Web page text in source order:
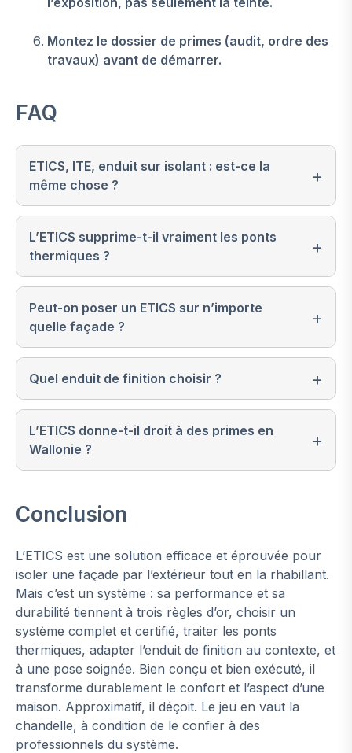
Montez le dossier de primes (audit, ordre des
travaux) avant de démarrer.
FAQ
ETICS, ITE, enduit sur isolant : est-ce la
même chose ?
L’ETICS supprime-t-il vraiment les ponts
thermiques ?
Peut-on poser un ETICS sur n’importe
quelle façade ?
Quel enduit de finition choisir ?
L’ETICS donne-t-il droit à des primes en
Wallonie ?
Conclusion
L’ETICS est une solution efficace et éprouvée pour
isoler une façade par l’extérieur tout en la rhabillant.
Mais c’est un système : sa performance et sa
durabilité tiennent à trois règles d’or, choisir un
système complet et certifié, traiter les ponts
thermiques, adapter l’enduit de finition au contexte, et
à une pose soignée. Bien conçu et bien exécuté, il
transforme durablement le confort et l’aspect d’une
maison. Approximatif, il déçoit. Le jeu en vaut la
chandelle, à condition de le confier à des
professionnels du système.